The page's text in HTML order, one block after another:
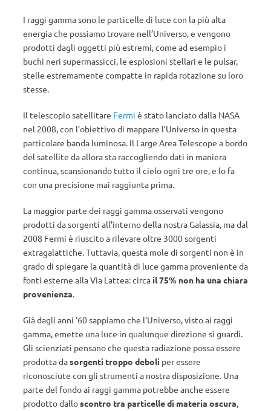
I raggi gamma sono le particelle di luce con la più alta
energia che possiamo trovare nell’Universo, e vengono
prodotti dagli oggetti più estremi, come ad esempio i
buchi neri supermassicci, le esplosioni stellari e le pulsar,
stelle estremamente compatte in rapida rotazione su loro
stesse.
Il telescopio satellitare Fermi è stato lanciato dalla NASA
nel 2008, con l’obiettivo di mappare l’Universo in questa
particolare banda luminosa. Il Large Area Telescope a bordo
del satellite da allora sta raccogliendo dati in maniera
continua, scansionando tutto il cielo ogni tre ore, e lo fa
con una precisione mai raggiunta prima.
La maggior parte dei raggi gamma osservati vengono
prodotti da sorgenti all’interno della nostra Galassia, ma dal
2008 Fermi è riuscito a rilevare oltre 3000 sorgenti
extragalattiche. Tuttavia, questa mole di sorgenti non è in
grado di spiegare la quantità di luce gamma proveniente da
fonti esterne alla Via Lattea: circa il 75% non ha una chiara
provenienza.
Già dagli anni ‘60 sappiamo che l’Universo, visto ai raggi
gamma, emette una luce in qualunque direzione si guardi.
Gli scienziati pensano che questa radiazione possa essere
prodotta dasorgenti troppo deboli per essere
riconosciute con gli strumenti a nostra disposizione. Una
parte del fondo ai raggi gamma potrebbe anche essere
prodotto dalloscontro tra particelle di materia oscura,